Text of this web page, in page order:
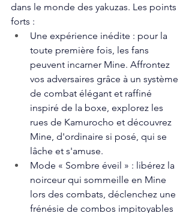
dans le monde des yakuzas. Les points
forts :
Une expérience inédite : pour la
toute première fois, les fans
peuvent incarner Mine. Affrontez
vos adversaires grâce à un système
de combat élégant et raffiné
inspiré de la boxe, explorez les
rues de Kamurocho et découvrez
Mine, d'ordinaire si posé, qui se
lâche et s'amuse.
Mode « Sombre éveil » : libérez la
noirceur qui sommeille en Mine
lors des combats, déclenchez une
frénésie de combos impitoyables